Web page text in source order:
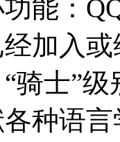
能：
加入
骑士”
种语